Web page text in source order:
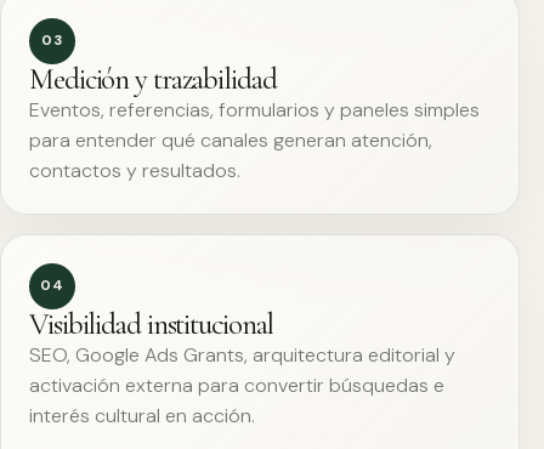
03
Medición y trazabilidad
Eventos, referencias, formularios y paneles simples
para entender qué canales generan atención,
contactos y resultados.
04
Visibilidad institucional
SEO, Google Ads Grants, arquitectura editorial y
activación externa para convertir búsquedas e
interés cultural en acción.